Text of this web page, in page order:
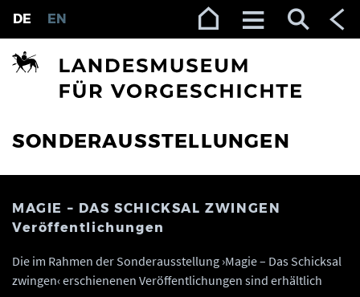
Zur Navigation (Enter)
Zum Inhalt (Enter)
Zum Footer (Enter)
SONDERAUSSTELLUNGEN
DE EN
MAGIE – DAS SCHICKSAL ZWINGEN
Veröffentlichungen
Die im Rahmen der Sonderausstellung ›Magie – Das Schicksal
zwingen‹ erschienenen Veröffentlichungen sind erhältlich